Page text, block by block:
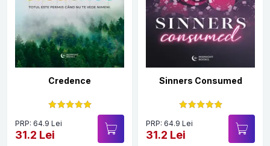
Credence
PRP: 64.9 Lei
31.2 Lei
Sinners Consumed
PRP: 64.9 Lei
31.2 Lei